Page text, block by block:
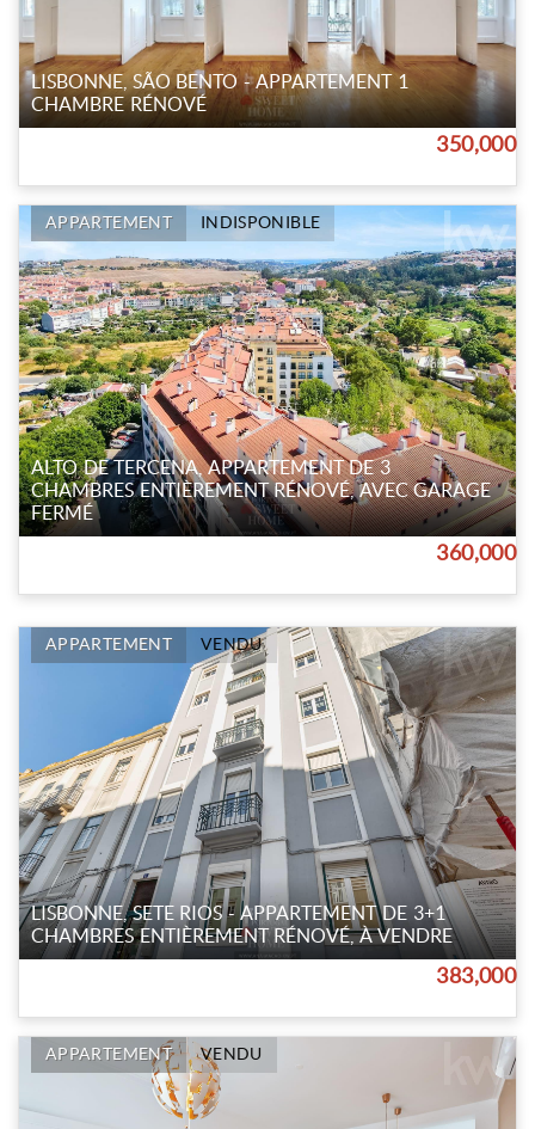
LISBONNE, SÃO BENTO - APPARTEMENT 1
CHAMBRE RÉNOVÉ
350,000
APPARTEMENT INDISPONIBLE
ALTO DE TERCENA, APPARTEMENT DE 3
CHAMBRES ENTIÈREMENT RÉNOVÉ, AVEC GARAGE
FERMÉ
360,000
APPARTEMENT VENDU
LISBONNE, SETE RIOS - APPARTEMENT DE 3+1
CHAMBRES ENTIÈREMENT RÉNOVÉ, À VENDRE
383,000
APPARTEMENT VENDU